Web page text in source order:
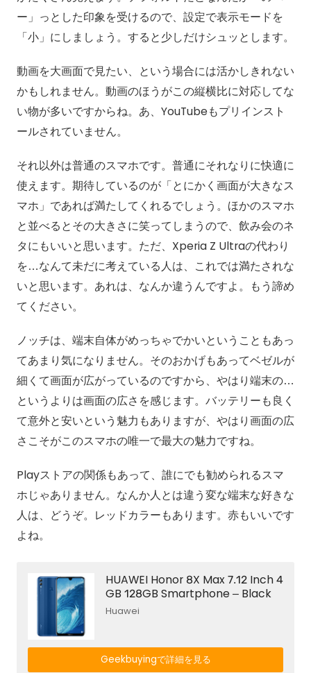
ー」っとした印象を受けるので、設定で表示モードを
「小」にしましょう。すると少しだけシュッとします。
動画を大画面で見たい、という場合には活かしきれない
かもしれません。動画のほうがこの縦横比に対応してな
い物が多いですからね。あ、YouTubeもプリインスト
ールされていません。
それ以外は普通のスマホです。普通にそれなりに快適に
使えます。期待しているのが「とにかく画面が大きなス
マホ」であれば満たしてくれるでしょう。ほかのスマホ
と並べるとその大きさに笑ってしまうので、飲み会のネ
タにもいいと思います。ただ、Xperia Z Ultraの代わり
を…なんて未だに考えている人は、これでは満たされな
いと思います。あれは、なんか違うんですよ。もう諦め
てください。
ノッチは、端末自体がめっちゃでかいということもあっ
てあまり気になりません。そのおかげもあってベゼルが
細くて画面が広がっているのですから、やはり端末の…
というよりは画面の広さを感じます。バッテリーも良く
て意外と安いという魅力もありますが、やはり画面の広
さこそがこのスマホの唯一で最大の魅力ですね。
Playストアの関係もあって、誰にでも勧められるスマ
ホじゃありません。なんか人とは違う変な端末な好きな
人は、どうぞ。レッドカラーもあります。赤もいいです
よね。
HUAWEI Honor 8X Max 7.12 Inch 4
GB 128GB Smartphone – Black
Huawei
Geekbuyingで詳細を見る